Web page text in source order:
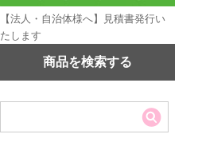
【法人・自治体様へ】見積書発行い
たします
商品を検索する